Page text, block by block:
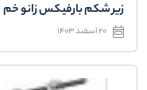
زیر شکم بارفیکس زانو خم
20 اسفند 1403